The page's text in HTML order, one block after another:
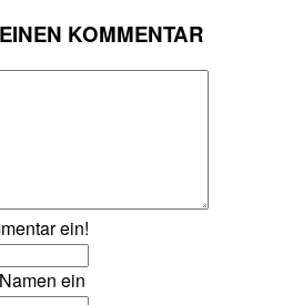
KOMMENTAR
ein!
ein